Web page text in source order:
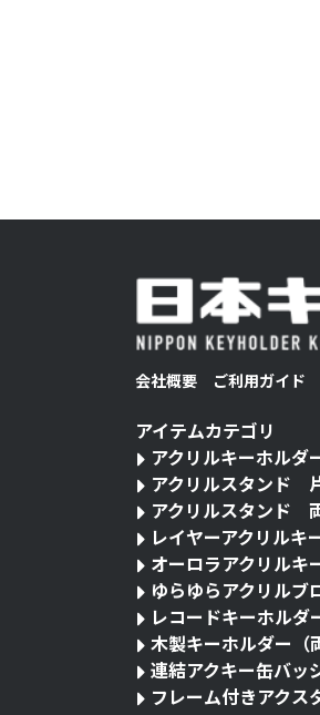
会社概要 ご利用ガイド
アイテムカテゴリ
アクリルキーホルダ
アクリルスタンド
アクリルスタンド
レイヤーアクリル
オーロラアクリルキ
ゆらゆらアクリルブ
レコードキーホルダ
木製キーホルダー（
連結アクキー缶バッ
フレーム付きアクス